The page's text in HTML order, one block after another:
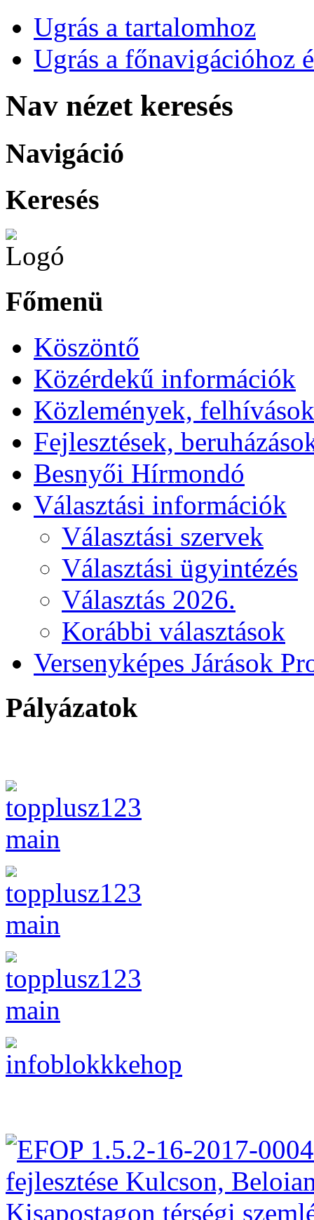
Ugrás a tartalomhoz
Ugrás a főnavigációhoz
Nav nézet keresés
Navigáció
Keresés
Főmenü
Köszöntő
Közérdekű információk
Közlemények, felhívások
Fejlesztések,
Besnyői Hírmondó
Választási információk
Választási szervek
Választási ügyintézés
Választás 2026.
Korábbi választások
Versenyképes Járások
Pályázatok